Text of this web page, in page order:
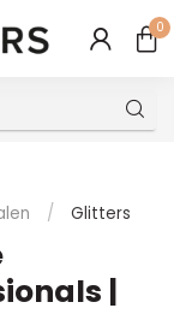
0
/ Glitters
|